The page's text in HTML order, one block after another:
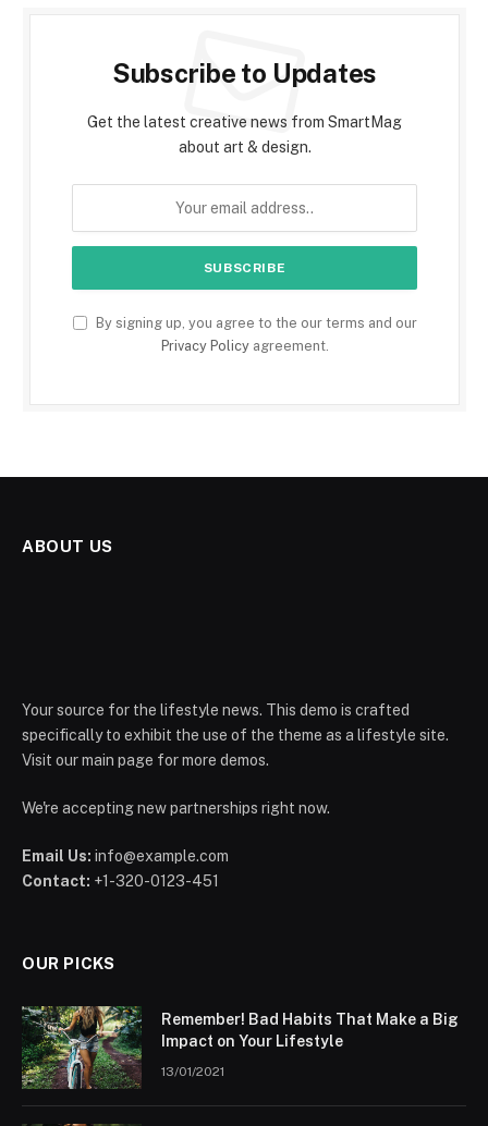
Subscribe to Updates
Get the latest creative news from SmartMag
about art & design.
By signing up, you agree to the our terms and our
Privacy Policyagreement.
ABOUT US
Your source for the lifestyle news. This demo is crafted
specifically to exhibit the use of the theme as a lifestyle site.
Visit our main page for more demos.
We're accepting new partnerships right now.
Email Us: info@example.com
Contact: +1-320-0123-451
OUR PICKS
Remember! Bad Habits That Make a Big
Impact on Your Lifestyle
13/01/2021